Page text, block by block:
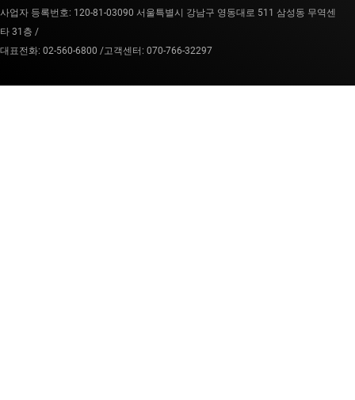
사업자 등록번호: 120-81-03090 서울특별시 강남구 영동대로 511 삼성동 무역센
타 31층 /
대표전화: 02-560-6800 /고객센터: 070-766-32297